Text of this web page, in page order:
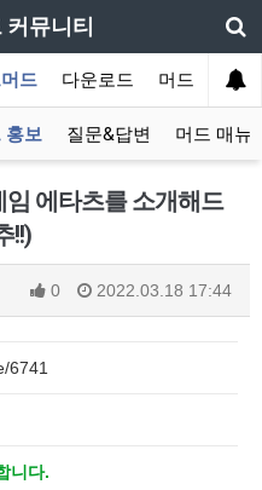
뮤니티
드 다운로드 머드 잡담
홍보 질문&답변 머드 매뉴
에타츠를 소개해드
!!)
0 2022.03.18 17:44
6741
니다.